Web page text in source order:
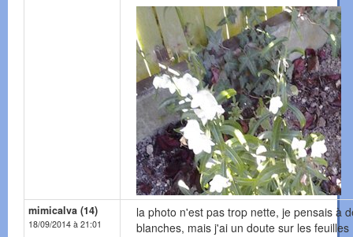
mimicalva (14)
18/09/2014 à 21:01
la photo n'est pas trop nette, je pensais à
blanches, mais j'ai un doute sur les feuilles